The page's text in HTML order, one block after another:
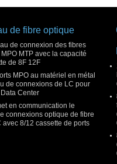
de fibre optique
de connexion des fibres
MTP avec la capacité
de 8F 12F
MPO au matériel en métal
de connexions de LC pour
Data Center
en communication le
connexions optique de fibre
avec 8/12 cassette de ports